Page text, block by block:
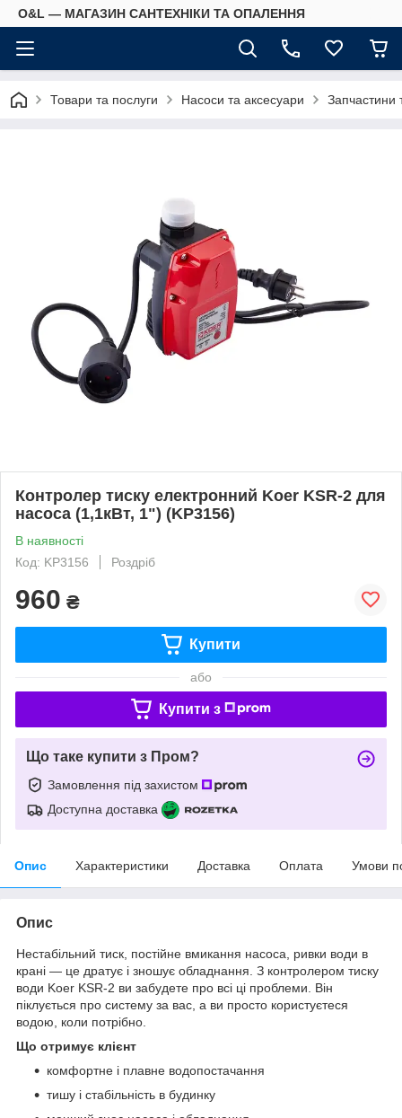
O&L — МАГАЗИН САНТЕХНІКИ ТА ОПАЛЕННЯ
Товари та послуги Насоси та аксесуари Запчастини
Контролер тиску електронний Koer KSR-2 для
насоса (1,1кВт, 1") (KP3156)
В наявності
Код: KP3156
Роздріб
960 ₴
Купити
або
Купити з
Що таке купити з Пром?
Замовлення під захистом
Доступна доставка
Опис Характеристики Доставка Оплата Умови
Опис
Нестабільний тиск, постійне вмикання насоса, ривки води в
крані — це дратує і зношує обладнання. З контролером тиску
води Koer KSR-2 ви забудете про всі ці проблеми. Він
піклується про систему за вас, а ви просто користуєтеся
водою, коли потрібно.
Що отримує клієнт
комфортне і плавне водопостачання
тишу і стабільність в будинку